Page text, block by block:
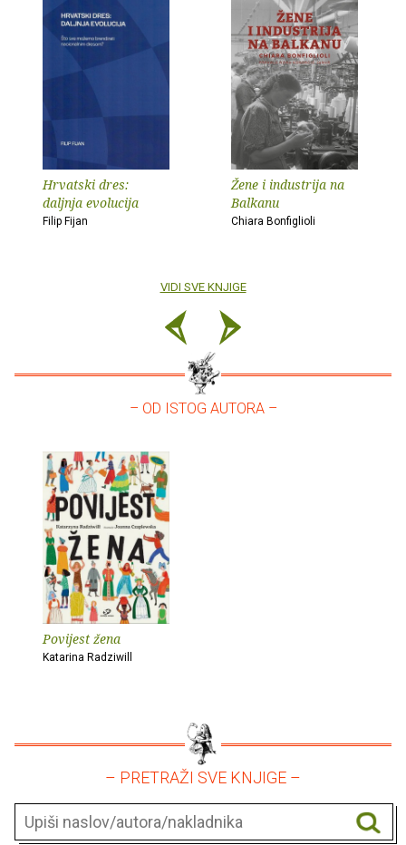
Hrvatski dres:
daljnja evolucija
Filip Fijan
Žene i industrija na
Balkanu
Chiara Bonfiglioli
VIDI SVE KNJIGE
– OD ISTOG AUTORA –
Povijest žena
Katarina Radziwill
– PRETRAŽI SVE KNJIGE –